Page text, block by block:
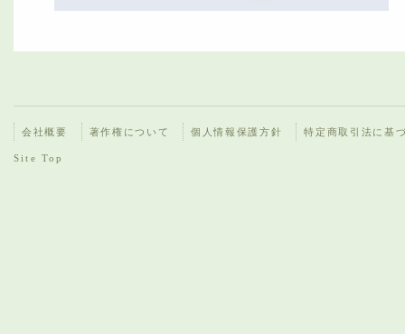
会社概要 著作権について 個人情報保護方針 特定商取引法に基
Site Top